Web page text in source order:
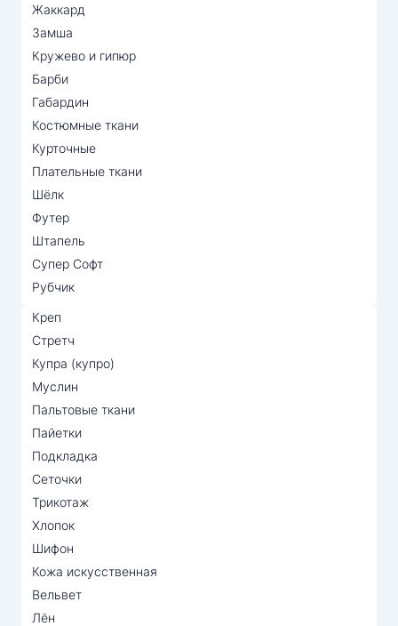
Жаккард
Замша
Кружево и гипюр
Барби
Габардин
Костюмные ткани
Курточные
Плательные ткани
Шёлк
Футер
Штапель
Супер Софт
Рубчик
Креп
Стретч
Купра (купро)
Муслин
Пальтовые ткани
Пайетки
Подкладка
Сеточки
Трикотаж
Хлопок
Шифон
Кожа искусственная
Вельвет
Лён